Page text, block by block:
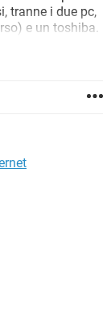
tranne i due pc,
e un toshiba.
e poi
un pc avrei
in realtà
ed entrambi
funziona